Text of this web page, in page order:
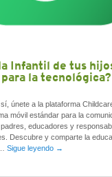
Infantil de tus
la tecnológica?
únete a la plataforma
móvil estándar para la
educadores y
Descubre y comparte la
Sigue leyendo →